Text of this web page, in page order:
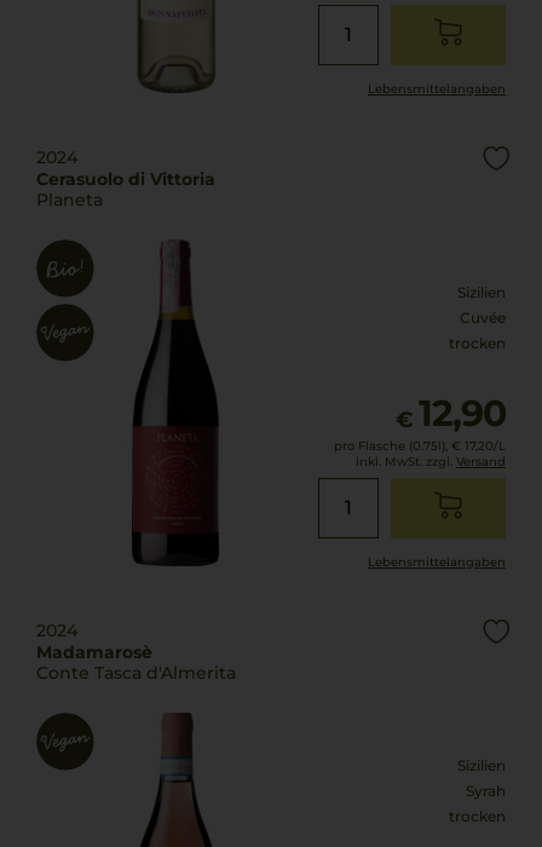
Lebensmittel­angaben
2024
Cerasuolo di Vittoria
Planeta
Sizilien
Cuvée
trocken
€ 12,90
pro Flasche (0.75l), € 17,20/L
inkl. MwSt. zzgl. Versand
Lebensmittel­angaben
2024
Madamarosè
Conte Tasca d'Almerita
Sizilien
Syrah
trocken